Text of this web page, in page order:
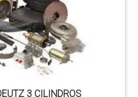
3 CILINDROS